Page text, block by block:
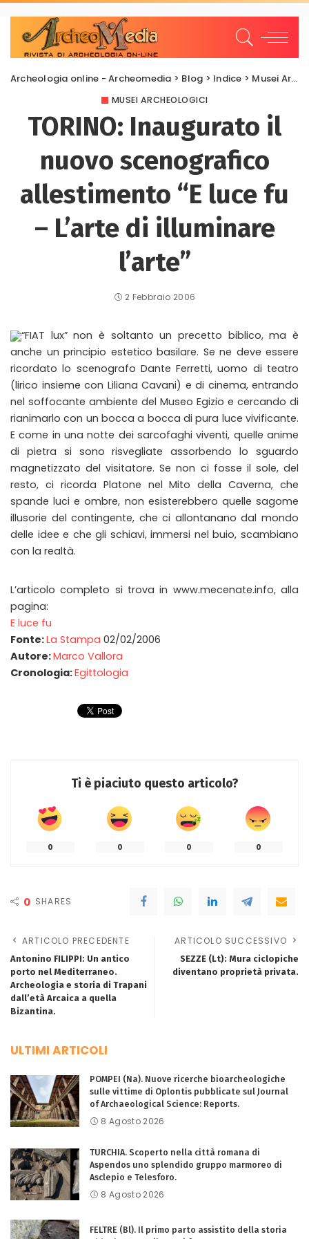
Archeologia online - Archeomedia > Blog > Indice > Musei Archeologici
MUSEI ARCHEOLOGICI
TORINO: Inaugurato il
nuovo scenografico
allestimento “E luce fu
– L’arte di illuminare
l’arte”
2 Febbraio 2006
“FIAT lux” non è soltanto un precetto biblico, ma è
anche un principio estetico basilare. Se ne deve essere
ricordato lo scenografo Dante Ferretti, uomo di teatro
(lirico insieme con Liliana Cavani) e di cinema, entrando
nel soffocante ambiente del Museo Egizio e cercando di
rianimarlo con un bocca a bocca di pura luce vivificante.
E come in una notte dei sarcofaghi viventi, quelle anime
di pietra si sono risvegliate assorbendo lo sguardo
magnetizzato del visitatore. Se non ci fosse il sole, del
resto, ci ricorda Platone nel Mito della Caverna, che
spande luci e ombre, non esisterebbero quelle sagome
illusorie del contingente, che ci allontanano dal mondo
delle idee e che gli schiavi, immersi nel buio, scambiano
con la realtà.
L’articolo completo si trova in www.mecenate.info, alla
pagina:
E luce fu
Fonte:La Stampa 02/02/2006
Autore:Marco Vallora
Cronologia:Egittologia
Ti è piaciuto questo articolo?
0 0 0 0
0 SHARES
ARTICOLO PRECEDENTE
Antonino FILIPPI: Un antico
porto nel Mediterraneo.
Archeologia e storia di Trapani
dall’età Arcaica a quella
Bizantina.
ARTICOLO SUCCESSIVO
SEZZE (Lt): Mura ciclopiche
diventano proprietà privata.
ULTIMI ARTICOLI
POMPEI (Na). Nuove ricerche bioarcheologiche
sulle vittime di Oplontis pubblicate sul Journal
of Archaeological Science: Reports.
8 Agosto 2026
TURCHIA. Scoperto nella città romana di
Aspendos uno splendido gruppo marmoreo di
Asclepio e Telesforo.
8 Agosto 2026
FELTRE (Bl). Il primo parto assistito della storia